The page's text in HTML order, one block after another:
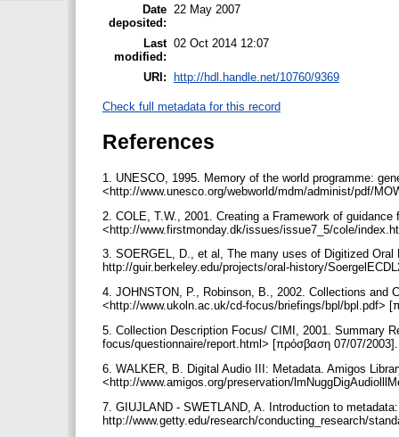
Date
deposited:
22 May 2007
Last
modified:
02 Oct 2014 12:07
URI: http://hdl.handle.net/10760/9369
Check full metadata for this record
References
1. UNESCO, 1995. Memory of the world programme:
<http://www.unesco.org/webworld/mdm/administ/pdf/
2. COLE, T.W., 2001. Creating a Framework of
<http://www.firstmonday.dk/issues/issue7_5/cole/
3. SOERGEL, D., et al, The many uses of Digitized
http://guir.berkeley.edu/projects/oral-history/
4. JOHNSTON, P., Robinson, B., 2002. Collections and
<http://www.ukoln.ac.uk/cd-focus/briefings/bpl/bpl.pdf>
5. Collection Description Focus/ CIMI, 2001. Summary
focus/questionnaire/report.html> [πρόσβαση 07/07/
6. WALKER, B. Digital Audio III: Metadata. Amigos
<http://www.amigos.org/preservation/
7. GIUJLAND - SWETLAND, A. Introduction to
http://www.getty.edu/research/conducting_research/